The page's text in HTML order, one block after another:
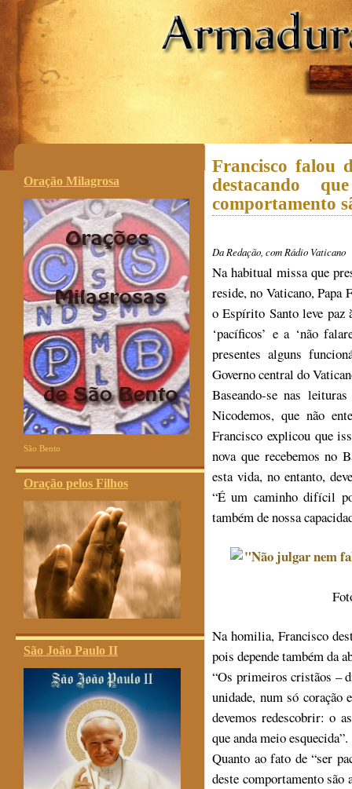
.
Oração Milagrosa
São Bento
Oração pelos Filhos
São João Paulo II
Francisco falou
destacando
comportamento
Da Redação, com Rádio Vaticano
Na habitual missa que
reside, no Vaticano, Papa
o Espírito Santo leve paz
‘pacíficos’ e a ‘não
presentes alguns
Governo central do
Baseando-se nas
Nicodemos, que não
Francisco explicou que
nova que recebemos no
esta vida, no entanto,
“É um caminho difícil
também de nossa
Na homilia, Francisco
pois depende também da
“Os primeiros cristãos –
unidade, num só
devemos redescobrir: o
que anda meio esquecida”.
Quanto ao fato de “ser
deste comportamento